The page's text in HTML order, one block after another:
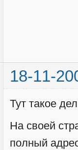
18-11-
Тут такое
На своей
полный